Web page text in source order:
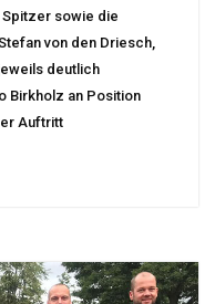
sowie die
von den Driesch,
deutlich
Birkholz an Position
Auftritt